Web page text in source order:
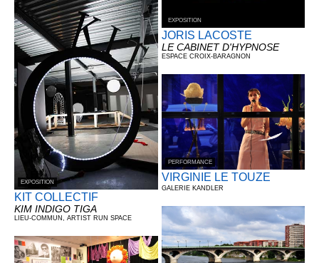
EXPOSITION
KIT COLLECTIF
KIM INDIGO TIGA
LIEU-COMMUN, ARTIST RUN SPACE
EXPOSITION
JORIS LACOSTE
LE CABINET D'HYPNOSE
ESPACE CROIX-BARAGNON
PERFORMANCE
VIRGINIE LE TOUZE
GALERIE KANDLER